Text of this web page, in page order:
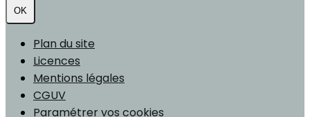
OK
Plan du site
Licences
Mentions légales
CGUV
Paramétrer vos cookies